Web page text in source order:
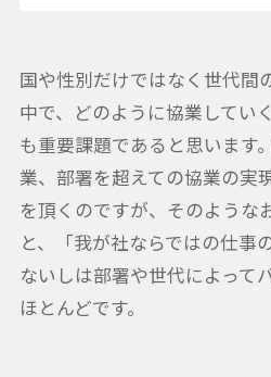
国や性別だけではなく世代間
中で、どのように協業してい
も重要課題であると思います
業、部署を超えての協業の実
を頂くのですが、そのような
と、「我が社ならではの仕事
ないしは部署や世代によって
ほとんどです。